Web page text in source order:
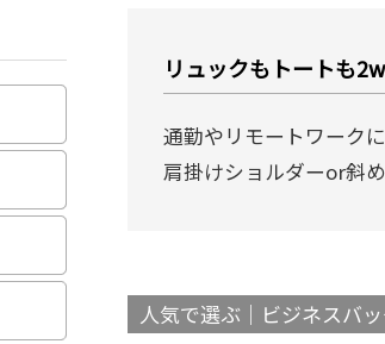
リュックもトートも
通勤やリモートワーク
肩掛けショルダーor斜
人気で選ぶ｜ビジネスバ